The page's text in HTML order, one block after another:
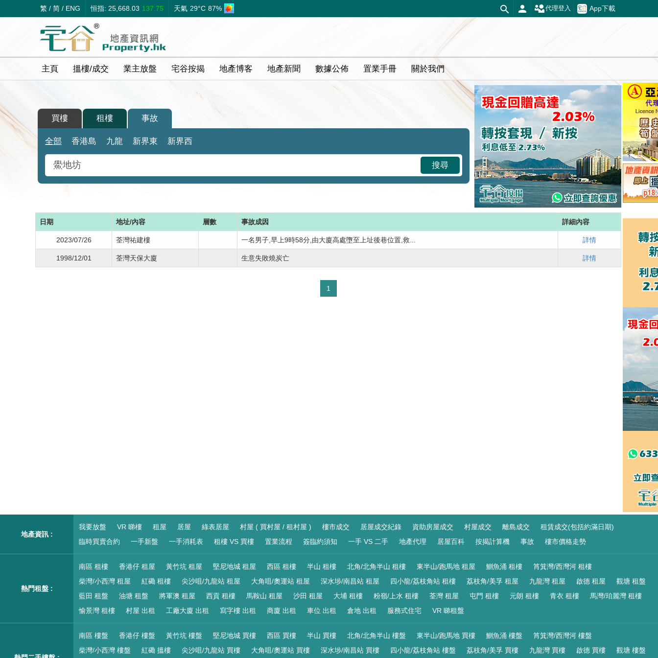
繁 / 简 / ENG 恒指: 25,668.03 137.75 天氣 29°C 87% App下載
代理登入
主頁 搵樓/成交 業主放盤 宅谷按揭 地產博客 地產新聞 數據公佈 置業手冊 關於我們
買樓 租樓 事故
全部 香港島 九龍 新界東 新界西
搜尋
日期 地址/內容 層數 事故成因 詳細內容
2023/07/26 荃灣祐建樓 一名男子,早上9時58分,由大廈高處墮至上址後巷位置,救... 詳情
1998/12/01 荃灣天保大廈 生意失敗燒炭亡 詳情
1
地產資訊 :
我要放盤 VR 睇樓 租屋 居屋 綠表居屋 村屋 ( 買村屋 / 租村屋 ) 樓市成交 居屋成交紀錄 資助房屋成交 村屋成交 離島成交
租賃成交(包括約滿日期)
臨時買賣合約
一手新盤 一手消耗表 租樓 VS 買樓 置業流程 簽臨約須知 一手 VS 二手 地產代理 居屋百科 按揭計算機 事故 樓市價格走勢
熱門租盤 :
南區 租樓 香港仔 租屋 黃竹坑 租屋 堅尼地城 租屋 西區 租樓 半山 租樓 北角/北角半山 租樓 東半山/跑馬地 租屋 鰂魚涌 租樓
筲箕灣/西灣河 租樓
柴灣/小西灣 租屋
紅磡 租樓 尖沙咀/九龍站 租屋 大角咀/奧運站 租屋 深水埗/南昌站 租屋 四小龍/荔枝角站 租樓 荔枝角/美孚 租屋 九龍灣 租屋 啟德 租屋
觀塘 租盤
藍田 租盤
油塘 租盤 將軍澳 租屋 西貢 租樓 馬鞍山 租屋 沙田 租屋 大埔 租樓 粉嶺/上水 租樓 荃灣 租屋 屯門 租樓 元朗 租樓 青衣 租樓
馬灣/珀麗灣 租樓
愉景灣 租樓
村屋 出租 工廠大廈 出租 寫字樓 出租 商廈 出租 車位 出租 倉地 出租 服務式住宅 VR 睇租盤
南區 樓盤 香港仔 樓盤 黃竹坑 樓盤 堅尼地城 買樓 西區 買樓 半山 買樓 北角/北角半山 樓盤 東半山/跑馬地 買樓 鰂魚涌 樓盤
筲箕灣/西灣河 樓盤
柴灣/小西灣 樓盤
紅磡 搵樓 尖沙咀/九龍站 買樓 大角咀/奧運站 買樓 深水埗/南昌站 買樓 四小龍/荔枝角站 樓盤 荔枝角/美孚 買樓 九龍灣 買樓 啟德 買樓 觀塘 樓盤